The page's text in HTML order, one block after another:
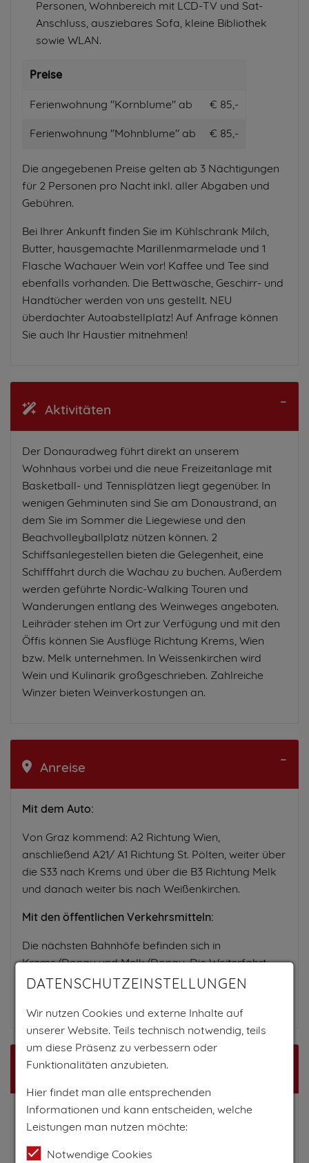
Personen, Wohnbereich mit LCD-TV und Sat-
Anschluss, ausziebares Sofa, kleine Bibliothek
sowie WLAN.
Preise
Ferienwohnung "Kornblume" ab € 85,-
Ferienwohnung "Mohnblume" ab € 85,-
Die angegebenen Preise gelten ab 3 Nächtigungen
für 2 Personen pro Nacht inkl. aller Abgaben und
Gebühren.
Bei Ihrer Ankunft finden Sie im Kühlschrank Milch,
Butter, hausgemachte Marillenmarmelade und 1
Flasche Wachauer Wein vor! Kaffee und Tee sind
ebenfalls vorhanden. Die Bettwäsche, Geschirr- und
Handtücher werden von uns gestellt. NEU
überdachter Autoabstellplatz! Auf Anfrage können
Sie auch Ihr Haustier mitnehmen!
Aktivitäten
Der Donauradweg führt direkt an unserem
Wohnhaus vorbei und die neue Freizeitanlage mit
Basketball- und Tennisplätzen liegt gegenüber. In
wenigen Gehminuten sind Sie am Donaustrand, an
dem Sie im Sommer die Liegewiese und den
Beachvolleyballplatz nützen können. 2
Schiffsanlegestellen bieten die Gelegenheit, eine
Schifffahrt durch die Wachau zu buchen. Außerdem
werden geführte Nordic-Walking Touren und
Wanderungen entlang des Weinweges angeboten.
Leihräder stehen im Ort zur Verfügung und mit den
Öffis können Sie Ausflüge Richtung Krems, Wien
bzw. Melk unternehmen. In Weissenkirchen wird
Wein und Kulinarik großgeschrieben. Zahlreiche
Winzer bieten Weinverkostungen an.
Anreise
Mit dem Auto:
Von Graz kommend: A2 Richtung Wien,
anschließend A21/ A1 Richtung St. Pölten, weiter über
die S33 nach Krems und über die B3 Richtung Melk
und danach weiter bis nach Weißenkirchen.
Mit den öffentlichen Verkehrsmitteln:
Die nächsten Bahnhöfe befinden sich in
Krems/Donau und Melk/Donau. Die Weiterfahrt
von dort empfiehlt sich mit dem Bus nach
Karte
DATENSCHUTZEINSTELLUNGEN
Wir nutzen Cookies und externe Inhalte auf
unserer Website. Teils technisch notwendig, teils
um diese Präsenz zu verbessern oder
Funktionalitäten anzubieten.
Hier findet man alle entsprechenden
Informationen und kann entscheiden, welche
Leistungen man nutzen möchte:
Notwendige Cookies